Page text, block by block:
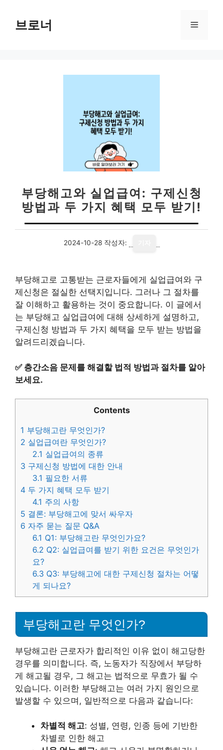
브로너 메
부당해고와 실업급여: 구제신청
방법과 두 가지 혜택 모두 받기!
2024-10-28 작성자:
부당해고로 고통받는 근로자들에게 실업급여와 구
제신청은 절실한 선택지입니다. 그러나 그 절차를
잘 이해하고 활용하는 것이 중요합니다. 이 글에서
는 부당해고 실업급여에 대해 상세하게 설명하고,
구제신청 방법과 두 가지 혜택을 모두 받는 방법을
알려드리겠습니다.
✅ 층간소음 문제를 해결할 법적 방법과 절차를 알아
보세요.
Contents
1 부당해고란 무엇인가?
2 실업급여란 무엇인가?
2.1 실업급여의 종류
3 구제신청 방법에 대한 안내
3.1 필요한 서류
4 두 가지 혜택 모두 받기
4.1 주의 사항
5 결론: 부당해고에 맞서 싸우자
6 자주 묻는 질문 Q&A
6.1 Q1: 부당해고란 무엇인가요?
6.2 Q2: 실업급여를 받기 위한 요건은 무엇인가
요?
6.3 Q3: 부당해고에 대한 구제신청 절차는 어떻
게 되나요?
부당해고란 무엇인가?
부당해고란 근로자가 합리적인 이유 없이 해고당한
경우를 의미합니다. 즉, 노동자가 직장에서 부당하
게 해고될 경우, 그 해고는 법적으로 무효가 될 수
있습니다. 이러한 부당해고는 여러 가지 원인으로
발생할 수 있으며, 일반적으로 다음과 같습니다:
차별적 해고: 성별, 연령, 인종 등에 기반한
차별로 인한 해고